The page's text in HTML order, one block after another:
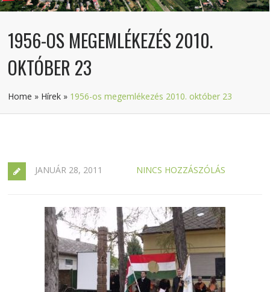
1956-OS MEGEMLÉKEZÉS 2010.
OKTÓBER 23
Home » Hírek » 1956-os megemlékezés 2010. október 23
JANUÁR 28, 2011 NINCS HOZZÁSZÓLÁS